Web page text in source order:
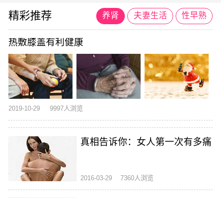
精彩推荐 养肾 夫妻生活 性早熟
热敷膝盖有利健康
2019-10-29 9997人浏览
真相告诉你：女人第一次有多痛
2016-03-29 7360人浏览